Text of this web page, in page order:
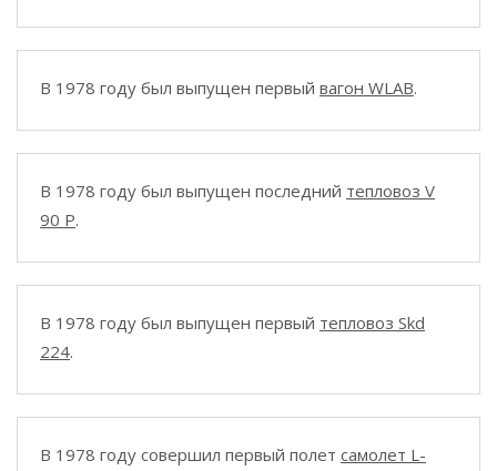
В 1978 году был выпущен первый вагон WLAB.
В 1978 году был выпущен последний тепловоз V
90 P.
В 1978 году был выпущен первый тепловоз Skd
224.
В 1978 году совершил первый полет самолет L-